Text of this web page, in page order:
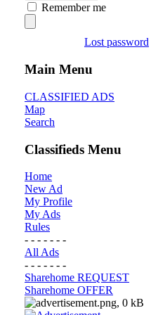
Remember me
Lost password
Main Menu
CLASSIFIED ADS
Map
Search
Classifieds Menu
Home
New Ad
My Profile
My Ads
Rules
- - - - - - -
All Ads
- - - - - - -
Sharehome REQUEST
Sharehome OFFER